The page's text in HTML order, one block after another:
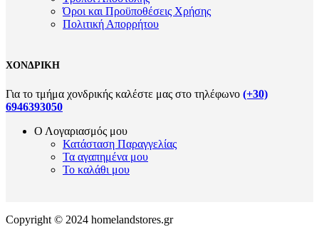
Όροι και Προϋποθέσεις Χρήσης
Πολιτική Απορρήτου
ΧΟΝΔΡΙΚΗ
Για το τμήμα χονδρικής καλέστε μας στο τηλέφωνο (+30)
6946393050
Ο Λογαριασμός μου
Κατάσταση Παραγγελίας
Τα αγαπημένα μου
Το καλάθι μου
Copyright © 2024 homelandstores.gr